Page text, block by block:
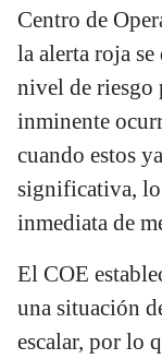
Centro de
la alerta roja
nivel de riesgo
inminente
cuando estos
significativa,
inmediata de
El COE
una situación
escalar, por lo